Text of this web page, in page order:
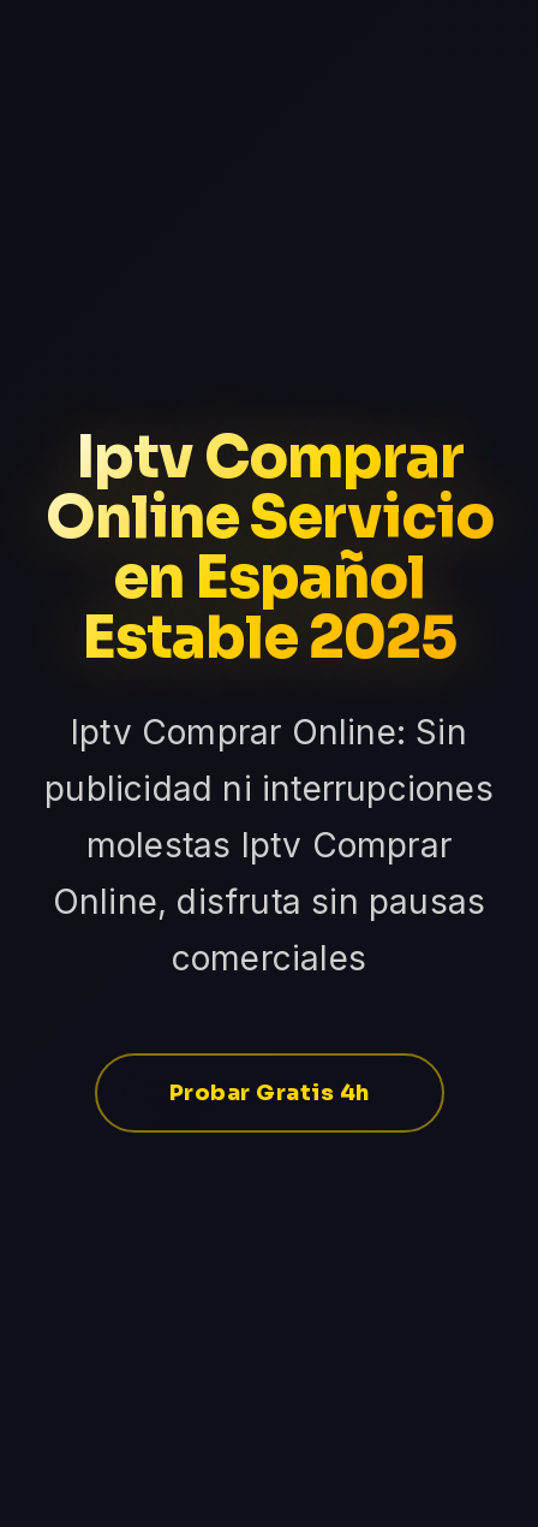
Iptv Comprar
Online Servicio
en Español
Estable 2025
Iptv Comprar Online: Sin
publicidad ni interrupciones
molestas Iptv Comprar
Online, disfruta sin pausas
comerciales
Probar Gratis 4h